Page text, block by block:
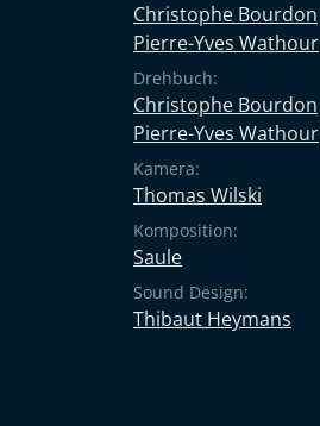
Christophe Bourdon
Pierre-Yves Wathour
Drehbuch:
Christophe Bourdon
Pierre-Yves Wathour
Kamera:
Thomas Wilski
Komposition:
Saule
Sound Design:
Thibaut Heymans